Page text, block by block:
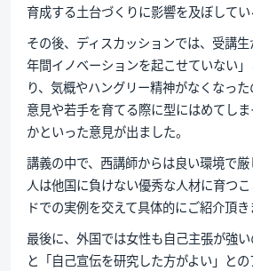
育成する土台づくりに影響を及ぼしてい
その後、ディスカッションでは、受講
年間イノベーションを起こせていない
り、気概やハングリー精神がなくなっ
意見や若手を育てる際に型にはめてし
かといった意見が出ました。
講義の中で、西講師からは良い環境で
人は他国に負けない優秀な人材に育つ
ドでの実例を交えて具体的にご紹介頂き
最後に、外国では女性も自己主張が強
と「自己宣伝を研究した方がよい」と